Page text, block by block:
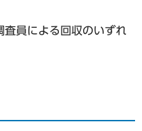
員による回収のいずれ